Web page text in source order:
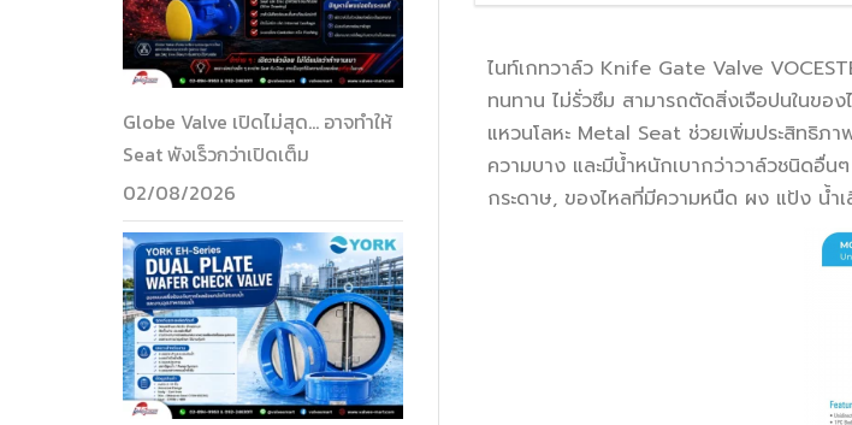
Globe Valve เปิดไม่สุด… อาจทำให้
Seat พังเร็วกว่าเปิดเต็ม
02/08/2026
ไนท์เกทวาล์ว Knife Gate Valve
ทนทาน ไม่รั่วซึม สามารถตัดสิ่งเจือปนในข
แหวนโลหะ Metal Seat ช่วยเพิ่มประสิทธิภ
ความบาง และมีน้ำหนักเบากว่าวาล์วชนิดอื่น
กระดาษ, ของไหลที่มีความหนืด ผง แป้ง น้ำ